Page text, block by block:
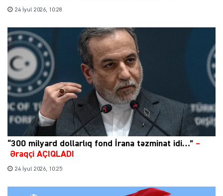
24 İyul 2026, 10:28
“300 milyard dollarlıq fond İrana təzminat idi…” –
Əraqçi AÇIQLADI
24 İyul 2026, 10:25